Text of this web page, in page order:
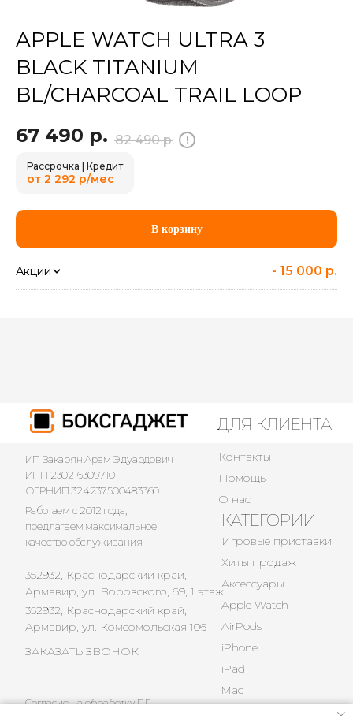
APPLE WATCH ULTRA 3
BLACK TITANIUM
BL/CHARCOAL TRAIL LOOP
67 490 р. 82 490 р. !
Рассрочка | Кредит
от 2 292 р/мес
В корзину
Акции - 15 000 р.
ОГРНИП 324237500483360
ИНН 230216309710
ИП Закарян Арам Эдуардович
Работаем с 2012 года,
предлагаем максимальное
качество обслуживания
КАТЕГОРИИ
ДЛЯ КЛИЕНТА
Согласие на обработку ПД
Хиты продаж
iPhone
AirPods
Apple Watch
iPad
Mac
Игровые приставки
Аксессуары
Помощь
Контакты
О нас
352932, Краснодарский край,
Армавир, ул. Воровского, 69, 1 этаж
ЗАКАЗАТЬ ЗВОНОК
352932, Краснодарский край,
Армавир, ул. Комсомольская 106